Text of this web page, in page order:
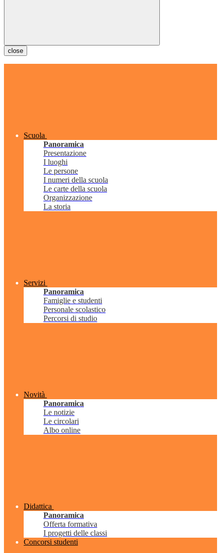
close
Scuola
Panoramica
Presentazione
I luoghi
Le persone
I numeri della scuola
Le carte della scuola
Organizzazione
La storia
Servizi
Panoramica
Famiglie e studenti
Personale scolastico
Percorsi di studio
Novità
Panoramica
Le notizie
Le circolari
Albo online
Didattica
Panoramica
Offerta formativa
I progetti delle classi
Concorsi studenti